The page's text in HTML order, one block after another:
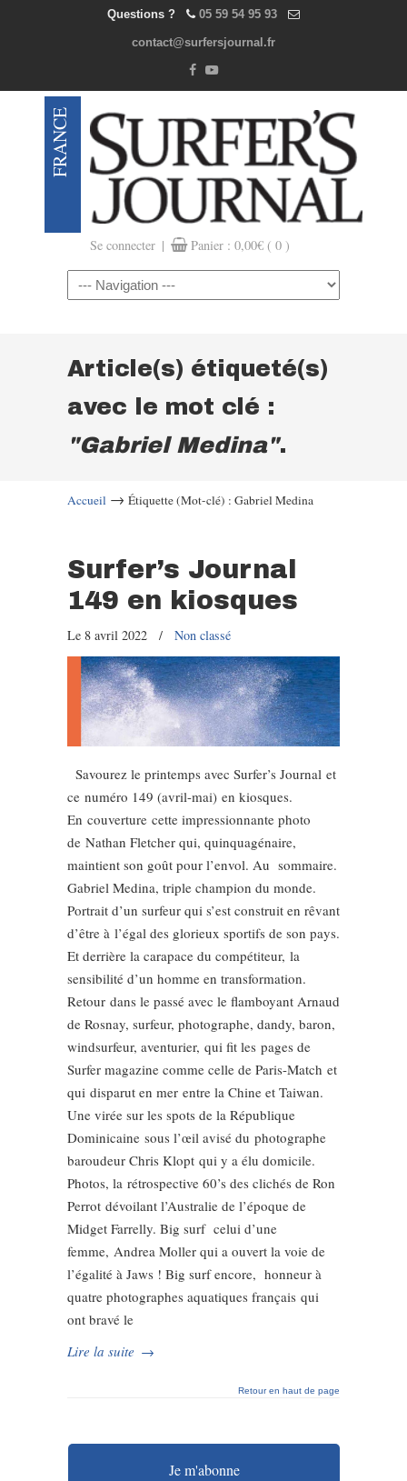
Questions ? 05 59 54 95 93
contact@surfersjournal.fr
Se connecter | Panier : 0,00€ ( 0 )
Navigation
Article(s) étiqueté(s)
avec le mot clé :
"Gabriel Medina".
Accueil → Étiquette (Mot-clé) : Gabriel Medina
Surfer’s Journal
149 en kiosques
Le 8 avril 2022 / Non classé
Savourez le printemps avec Surfer’s Journal et
ce numéro 149 (avril-mai) en kiosques.
En couverture cette impressionnante photo
de Nathan Fletcher qui, quinquagénaire,
maintient son goût pour l’envol. Au sommaire.
Gabriel Medina, triple champion du monde.
Portrait d’un surfeur qui s’est construit en rêvant
d’être à l’égal des glorieux sportifs de son pays.
Et derrière la carapace du compétiteur, la
sensibilité d’un homme en transformation.
Retour dans le passé avec le flamboyant Arnaud
de Rosnay, surfeur, photographe, dandy, baron,
windsurfeur, aventurier, qui fit les pages de
Surfer magazine comme celle de Paris-Match et
qui disparut en mer entre la Chine et Taiwan.
Une virée sur les spots de la République
Dominicaine sous l’œil avisé du photographe
baroudeur Chris Klopt qui y a élu domicile.
Photos, la rétrospective 60’s des clichés de Ron
Perrot dévoilant l’Australie de l’époque de
Midget Farrelly. Big surf celui d’une
femme, Andrea Moller qui a ouvert la voie de
l’égalité à Jaws ! Big surf encore, honneur à
quatre photographes aquatiques français qui
ont bravé le
Lire la suite →
Retour en haut de page
Je m'abonne